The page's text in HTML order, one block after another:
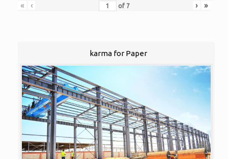
« ‹ of 7 › »
karma for Paper